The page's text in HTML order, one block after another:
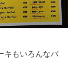
キもいろんなバ